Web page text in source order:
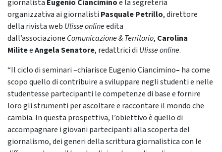
giornalista Eugenio Cianciminoe la segreteria
organizzativa ai giornalisti Pasquale Petrillo, direttore
della rivista web Ulisse onlineedita
dall’associazione Comunicazione & Territorio, Carolina
MiliteeAngela Senatore, redattrici di Ulisse online.
“Il ciclo di seminari –chiarisce Eugenio Ciancimino– ha come
scopo quello di contribuire a sviluppare negli studenti e nelle
studentesse partecipanti le competenze di base e fornire
loro gli strumenti per ascoltare e raccontare il mondo che
cambia. In questa prospettiva, l’obiettivo è quello di
accompagnare i giovani partecipanti alla scoperta del
giornalismo, dei generi della scrittura giornalistica con le